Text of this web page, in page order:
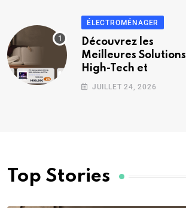
ÉLECTROMÉNAGER
Découvrez les
Meilleures Solutions
High-Tech et
JUILLET 24, 2026